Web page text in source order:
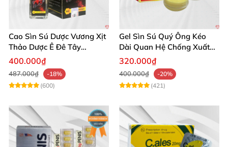
Cao Sìn Sú Dược Vương Xịt
Thảo Dược Ê Đê Tây
Nguyên Hỗ Trợ Xuất Tinh
400.000₫
487.000₫
-18%
(600)
Gel Sìn Sú Quý Ông Kéo
Dài Quan Hệ Chống Xuất
Tinh Sớm
320.000₫
400.000₫
-20%
(421)